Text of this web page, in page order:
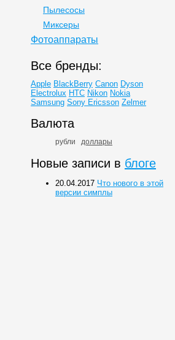
Пылесосы
Миксеры
Фотоаппараты
Все бренды:
Apple BlackBerry Canon Dyson
Electrolux HTC Nikon Nokia
Samsung Sony Ericsson Zelmer
Валюта
рубли доллары
Новые записи в блоге
20.04.2017 Что нового в этой
версии симплы